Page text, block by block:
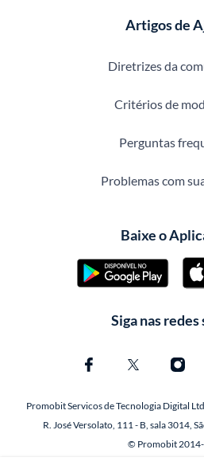
Artigos de
Diretrizes da
Critérios de
Perguntas
Problemas com
Baixe o
Siga nas redes
Promobit Servicos de Tecnologia Digital
R. José Versolato, 111 - B, sala 3014,
© Promobit